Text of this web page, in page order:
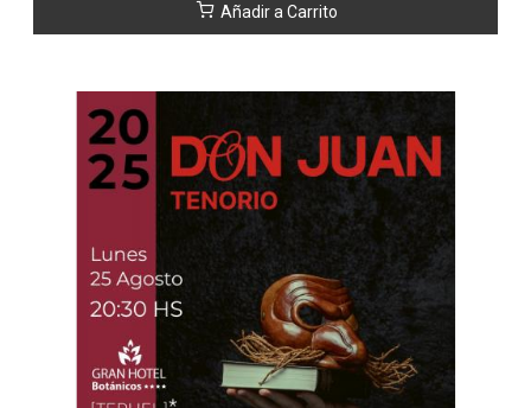
Añadir a Carrito